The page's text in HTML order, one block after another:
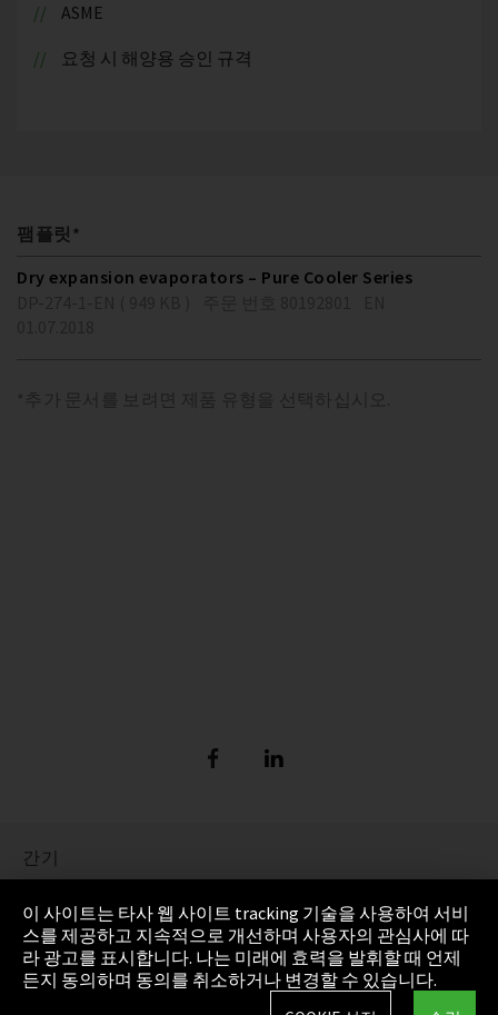
ASME
요청 시 해양용 승인 규격
팸플릿*
Dry expansion evaporators – Pure Cooler Series
*추가 문서를 보려면 제품 유형을 선택하십시오.
간기
정보 보호
Cookie Settings
AGB(일반거래조건)
이 사이트는 타사 웹 사이트 tracking 기술을 사용하여 서비
스를 제공하고 지속적으로 개선하며 사용자의 관심사에 따
라 광고를 표시합니다. 나는 미래에 효력을 발휘할 때 언제
든지 동의하며 동의를 취소하거나 변경할 수 있습니다.